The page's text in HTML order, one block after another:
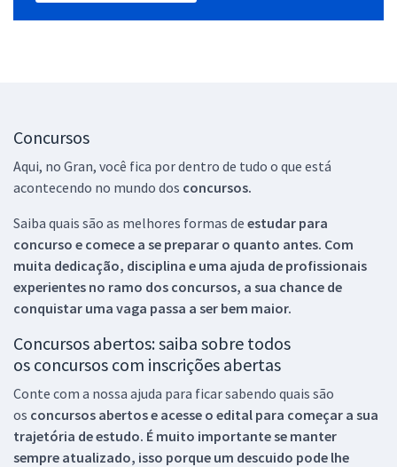
Concursos
Aqui, no Gran, você fica por dentro de tudo o que está
acontecendo no mundo dos concursos.
Saiba quais são as melhores formas de estudar para
concurso e comece a se preparar o quanto antes. Com
muita dedicação, disciplina e uma ajuda de profissionais
experientes no ramo dos concursos, a sua chance de
conquistar uma vaga passa a ser bem maior.
Concursos abertos: saiba sobre todos
os concursos com inscrições abertas
Conte com a nossa ajuda para ficar sabendo quais são
os concursos abertos e acesse o edital para começar a sua
trajetória de estudo. É muito importante se manter
sempre atualizado, isso porque um descuido pode lhe